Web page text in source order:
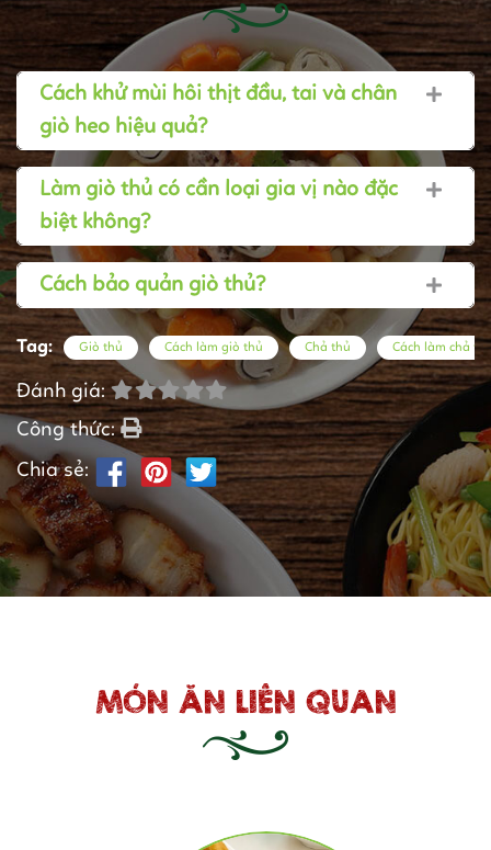
Cách khử mùi hôi thịt đầu, tai và chân
giò heo hiệu quả?
Làm giò thủ có cần loại gia vị nào đặc
biệt không?
Cách bảo quản giò thủ?
Tag: Giò thủ Cách làm giò thủ Chả thủ Cách làm chả
Đánh giá:
Công thức:
Chia sẻ:
MÓN ĂN LIÊN QUAN